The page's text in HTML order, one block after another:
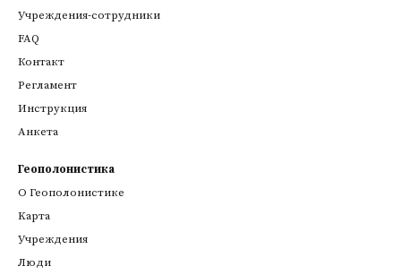
Учреждения-сотрудники
FAQ
Контакт
Регламент
Инструкция
Анкета
Геополонистика
О Геополонистике
Kарта
Учреждения
Люди